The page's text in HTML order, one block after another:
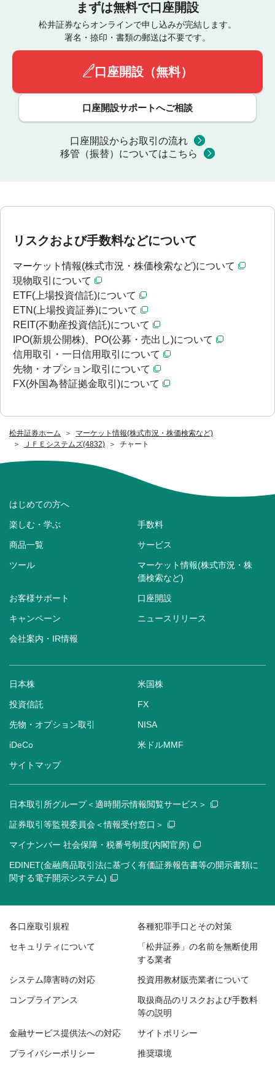
松井証券ホーム
マーケット情報(株式市況・株価検索など)
ＪＦＥシステムズ(4832)
チャート
まずは無料で口座開設
松井証券ならオンラインで申し込みが完結します。
署名・捺印・書類の郵送は不要です。
口座開設（無料）
口座開設サポートへご相談
口座開設からお取引の流れ
移管（振替）についてはこちら
リスクおよび手数料などについて
マーケット情報(株式市況・株価検索など)について
現物取引について
ETF(上場投資信託)について
ETN(上場投資証券)について
REIT(不動産投資信託)について
IPO(新規公開株)、PO(公募・売出し)について
信用取引・一日信用取引について
先物・オプション取引について
FX(外国為替証拠金取引)について
はじめての方へ
楽しむ・学ぶ 手数料
商品一覧 サービス
ツール
マーケット情報(株式市況・株
価検索など)
お客様サポート 口座開設
キャンペーン ニュースリリース
会社案内・IR情報
日本株 米国株
投資信託 FX
先物・オプション取引 NISA
iDeCo 米ドルMMF
サイトマップ
日本取引所グループ＜適時開示情報閲覧サービス＞
証券取引等監視委員会＜情報受付窓口＞
マイナンバー 社会保障・税番号制度(内閣官房)
EDINET(金融商品取引法に基づく有価証券報告書等の開示書類に
関する電子開示システム)
各口座取引規程 各種犯罪手口とその対策
セキュリティについて
「松井証券」の名前を無断使用
する業者
システム障害時の対応 投資用教材販売業者について
コンプライアンス
取扱商品のリスクおよび手数料
等の説明
金融サービス提供法への対応 サイトポリシー
プライバシーポリシー 推奨環境